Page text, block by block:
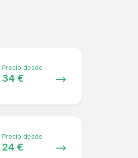
Precio desde
34 €
Precio desde
24 €